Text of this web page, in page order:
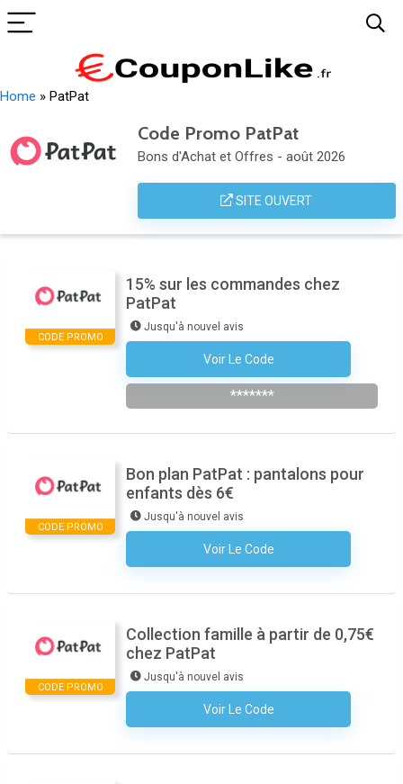
Home » PatPat
Code Promo PatPat
Bons d'Achat et Offres - août 2026
SITE OUVERT
CODE PROMO
15% sur les commandes chez
PatPat
Jusqu'à nouvel avis
Voir Le Code
S'abonner À La Newsletter
*******
CODE PROMO
Bon plan PatPat : pantalons pour
enfants dès 6€
Jusqu'à nouvel avis
Voir Le Code
Aucun Code N'est Nécessaire
CODE PROMO
Collection famille à partir de 0,75€
chez PatPat
Jusqu'à nouvel avis
Voir Le Code
Aucun Code N'est Nécessaire